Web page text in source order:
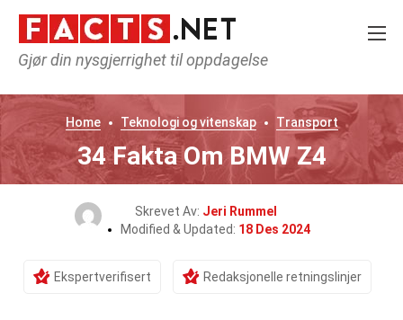
Gjør din nysgjerrighet til oppdagelse
Home Teknologi og vitenskap Transport
34 Fakta Om BMW Z4
Skrevet Av: Jeri Rummel
Modified & Updated: 18 Des 2024
Ekspertverifisert Redaksjonelle retningslinjer